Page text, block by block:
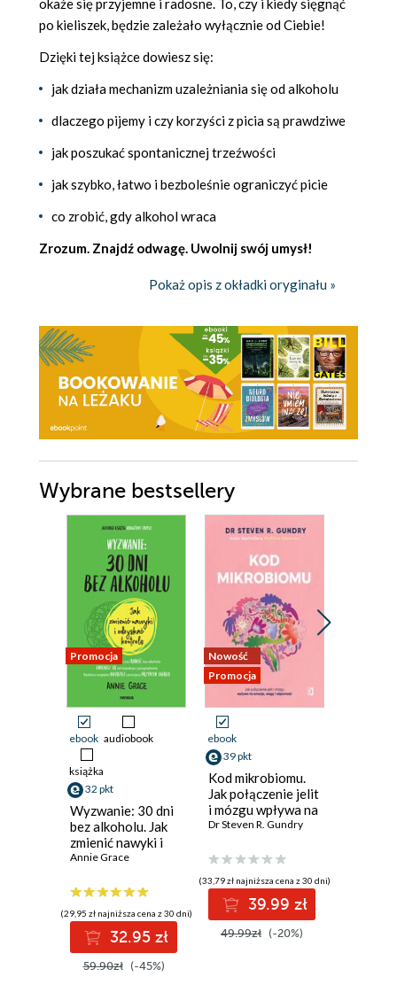
okaże się przyjemne i radosne. To, czy i kiedy sięgnąć
po kieliszek, będzie zależało wyłącznie od Ciebie!
Dzięki tej książce dowiesz się:
jak działa mechanizm uzależniania się od alkoholu
dlaczego pijemy i czy korzyści z picia są prawdziwe
jak poszukać spontanicznej trzeźwości
jak szybko, łatwo i bezboleśnie ograniczyć picie
co zrobić, gdy alkohol wraca
Zrozum. Znajdź odwagę. Uwolnij swój umysł!
Pokaż opis z okładki oryginału »
Wybrane bestsellery
Promocja
ebook audiobook
książka
32 pkt
Wyzwanie: 30 dni
bez alkoholu. Jak
zmienić nawyki i
odzyskać kontrolę
Annie Grace
(29,95 zł najniższa cena z 30 dni)
32.95 zł
59.90zł (-45%)
Nowość
Promocja
ebook
39 pkt
Kod mikrobiomu.
Jak połączenie jelit
i mózgu wpływa na
emocje, wagę i
Dr Steven R. Gundry
(33,79 zł najniższa cena z 30 dni)
39.99 zł
49.99zł (-20%)